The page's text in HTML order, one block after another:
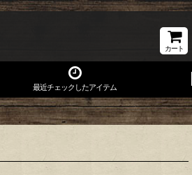
カート
最近チェックしたアイテム